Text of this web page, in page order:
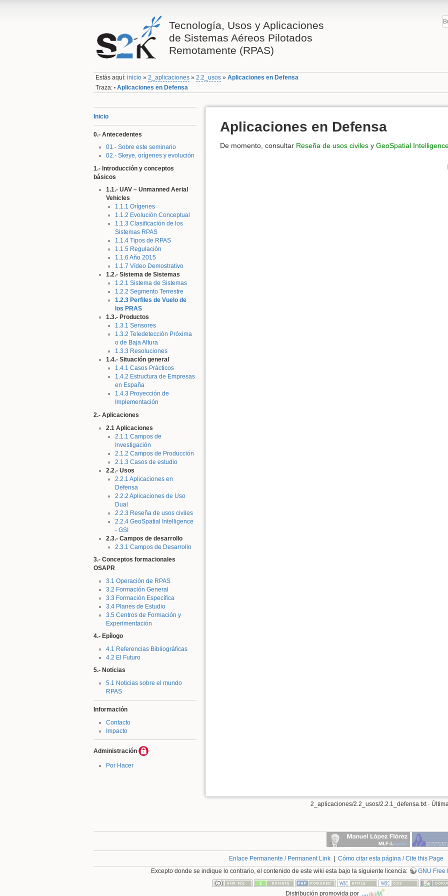
Tecnología, Usos y Aplicaciones
de Sistemas Aéreos Pilotados
Remotamente (RPAS)
Estás aquí:inicio »2_aplicaciones »2.2_usos »Aplicaciones en Defensa
Traza: • Aplicaciones en Defensa
Inicio
0.- Antecedentes
01.- Sobre este seminario
02.- Skeye, orígenes y evolución
1.- Introducción y conceptos
básicos
1.1.- UAV – Unmanned Aerial
Vehicles
1.1.1 Orígenes
1.1.2 Evolución Conceptual
1.1.3 Clasiﬁcación de los
Sistemas RPAS
1.1.4 Tipos de RPAS
1.1.5 Regulación
1.1.6 Año 2015
1.1.7 Vídeo Demostrativo
1.2.- Sistema de Sistemas
1.2.1 Sistema de Sistemas
1.2.2 Segmento Terrestre
1.2.3 Perfiles de Vuelo de
los PRAS
1.3.- Productos
1.3.1 Sensores
1.3.2 Teledetección Próxima
o de Baja Altura
1.3.3 Resoluciones
1.4.- Situación general
1.4.1 Casos Prácticos
1.4.2 Estructura de Empresas
en España
1.4.3 Proyección de
Implementación
2.- Aplicaciones
2.1 Aplicaciones
2.1.1 Campos de
Investigación
2.1.2 Campos de Producción
2.1.3 Casos de estudio
2.2.- Usos
2.2.1 Aplicaciones en
Defensa
2.2.2 Aplicaciones de Uso
Dual
2.2.3 Reseña de usos civiles
2.2.4 GeoSpatial Intelligence
- GSI
2.3.- Campos de desarrollo
2.3.1 Campos de Desarrollo
3.- Conceptos formacionales
OSAPR
3.1 Operación de RPAS
3.2 Formación General
3.3 Formación Específica
3.4 Planes de Estudio
3.5 Centros de Formación y
Experimentación
4.- Epílogo
4.1 Referencias Bibliográficas
4.2 El Futuro
5.- Noticias
5.1 Noticias sobre el mundo
RPAS
Información
Contacto
Impacto
Administración
Por Hacer
Aplicaciones en Defensa
De momento, consultar Reseña de usos civiles y GeoSpatial
2_aplicaciones/2.2_usos/2.2.1_defensa.txt ·
Enlace Permanente / Permanent Link| Cómo citar esta página / Cite this Page
Excepto donde se indique lo contrario, el contenido de este wiki esta bajo la siguiente licencia:
GNU Free
Distribución promovida por